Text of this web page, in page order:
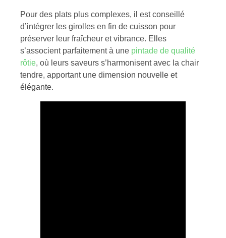
Pour des plats plus complexes, il est conseillé
d’intégrer les girolles en fin de cuisson pour
préserver leur fraîcheur et vibrance. Elles
s’associent parfaitement à une pintade de qualité
rôtie, où leurs saveurs s’harmonisent avec la chair
tendre, apportant une dimension nouvelle et
élégante.